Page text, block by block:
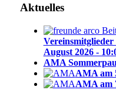
Aktuelles
Vereinsmitglieder
August 2026 -
AMA
AMA am
AMA am